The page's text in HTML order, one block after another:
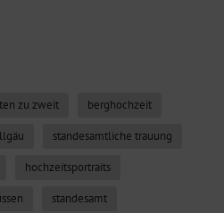
zu zweit berghochzeit
standesamtliche trauung
hochzeitsportraits
standesamt